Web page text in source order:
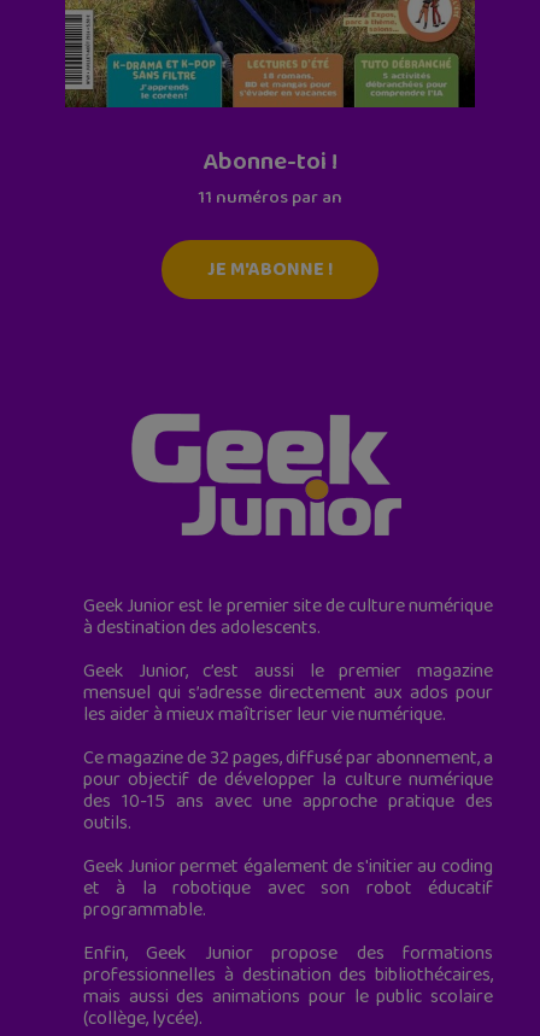
Abonne-toi !
11 numéros par an
JE M'ABONNE !
Geek Junior est le premier site de culture numérique
à destination des adolescents.
Geek Junior, c’est aussi le premier magazine
mensuel qui s’adresse directement aux ados pour
les aider à mieux maîtriser leur vie numérique.
Ce magazine de 32 pages, diffusé par abonnement, a
pour objectif de développer la culture numérique
des 10-15 ans avec une approche pratique des
outils.
Geek Junior permet également de s'initier au coding
et à la robotique avec son robot éducatif
programmable.
Enfin, Geek Junior propose des formations
professionnelles à destination des bibliothécaires,
mais aussi des animations pour le public scolaire
(collège, lycée).